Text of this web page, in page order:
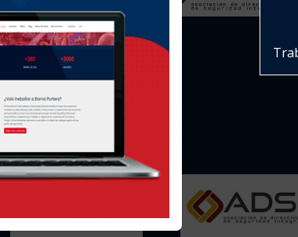
Consejos de
seguridad
Videos
Galerías